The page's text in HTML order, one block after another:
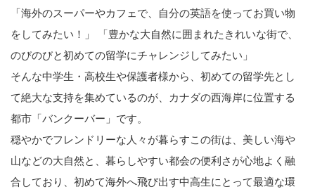
「海外のスーパーやカフェで、自分の英語を使ってお買い物
をしてみたい！」 「豊かな大自然に囲まれたきれいな街で、
のびのびと初めての留学にチャレンジしてみたい」
そんな中学生・高校生や保護者様から、初めての留学先とし
て絶大な支持を集めているのが、カナダの西海岸に位置する
都市「バンクーバー」です。
穏やかでフレンドリーな人々が暮らすこの街は、美しい海や
山などの大自然と、暮らしやすい都会の便利さが心地よく融
合しており、初めて海外へ飛び出す中高生にとって最適な環